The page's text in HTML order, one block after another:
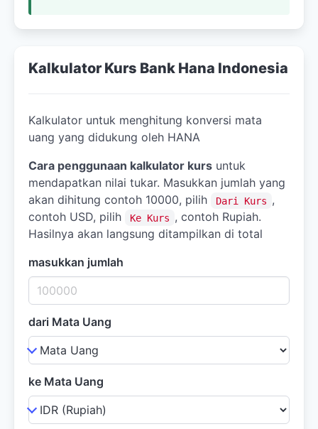
Kalkulator Kurs Bank Hana Indonesia
Kalkulator untuk menghitung konversi mata
uang yang didukung oleh HANA
Cara penggunaan kalkulator kurs untuk
mendapatkan nilai tukar. Masukkan jumlah yang
akan dihitung contoh 10000, pilih
Dari Kurs ,
contoh USD, pilih
Ke Kurs , contoh Rupiah.
Hasilnya akan langsung ditampilkan di total
masukkan jumlah
dari Mata Uang
ke Mata Uang